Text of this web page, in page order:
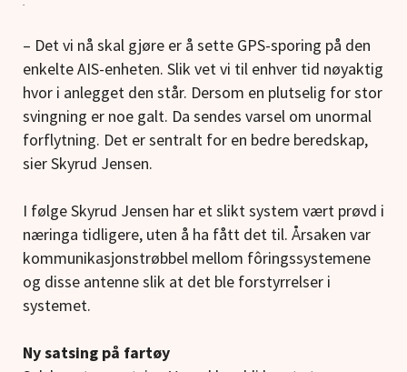
– Det vi nå skal gjøre er å sette GPS-sporing på den
enkelte AIS-enheten. Slik vet vi til enhver tid nøyaktig
hvor i anlegget den står. Dersom en plutselig for stor
svingning er noe galt. Da sendes varsel om unormal
forflytning. Det er sentralt for en bedre beredskap,
sier Skyrud Jensen.
I følge Skyrud Jensen har et slikt system vært prøvd i
næringa tidligere, uten å ha fått det til. Årsaken var
kommunikasjonstrøbbel mellom fôringssystemene
og disse antenne slik at det ble forstyrrelser i
systemet.
Ny satsing på fartøy